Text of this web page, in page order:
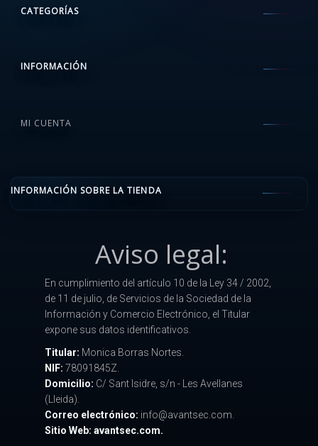
CATEGORÍAS
INFORMACIÓN
MI CUENTA
INFORMACIÓN SOBRE LA TIENDA
Aviso legal:
En cumplimiento del artículo 10 de la Ley 34 / 2002,
de 11 de julio, de Servicios de la Sociedad de la
Información y Comercio Electrónico, el Titular
expone sus datos identificativos.
Titular: Monica Borras Nortes.
NIF: 78091845Z.
Domicilio: C/ Sant Isidre, s/n - Les Avellanes
(Lleida).
Correo electrónico: info@avantsec.com.
Sitio Web: avantsec.com.